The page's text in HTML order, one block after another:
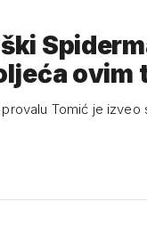
Tomić je